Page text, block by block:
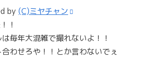
by (C)ミヤチャン
！
毎年大混雑で撮れないよ！！
わせろや！！とか言わないでぇ